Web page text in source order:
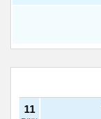
13
13
עצות
11